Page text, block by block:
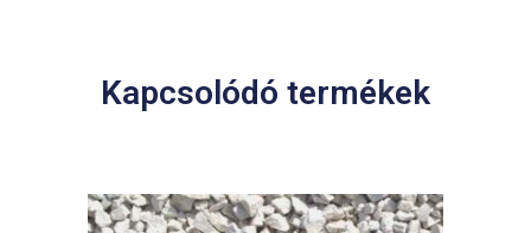
Kapcsolódó termékek